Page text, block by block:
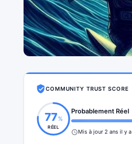
COMMUNITY TRUST SCORE
77%
RÉEL
Probablement Réel
Mis à jour 2 ans il y a